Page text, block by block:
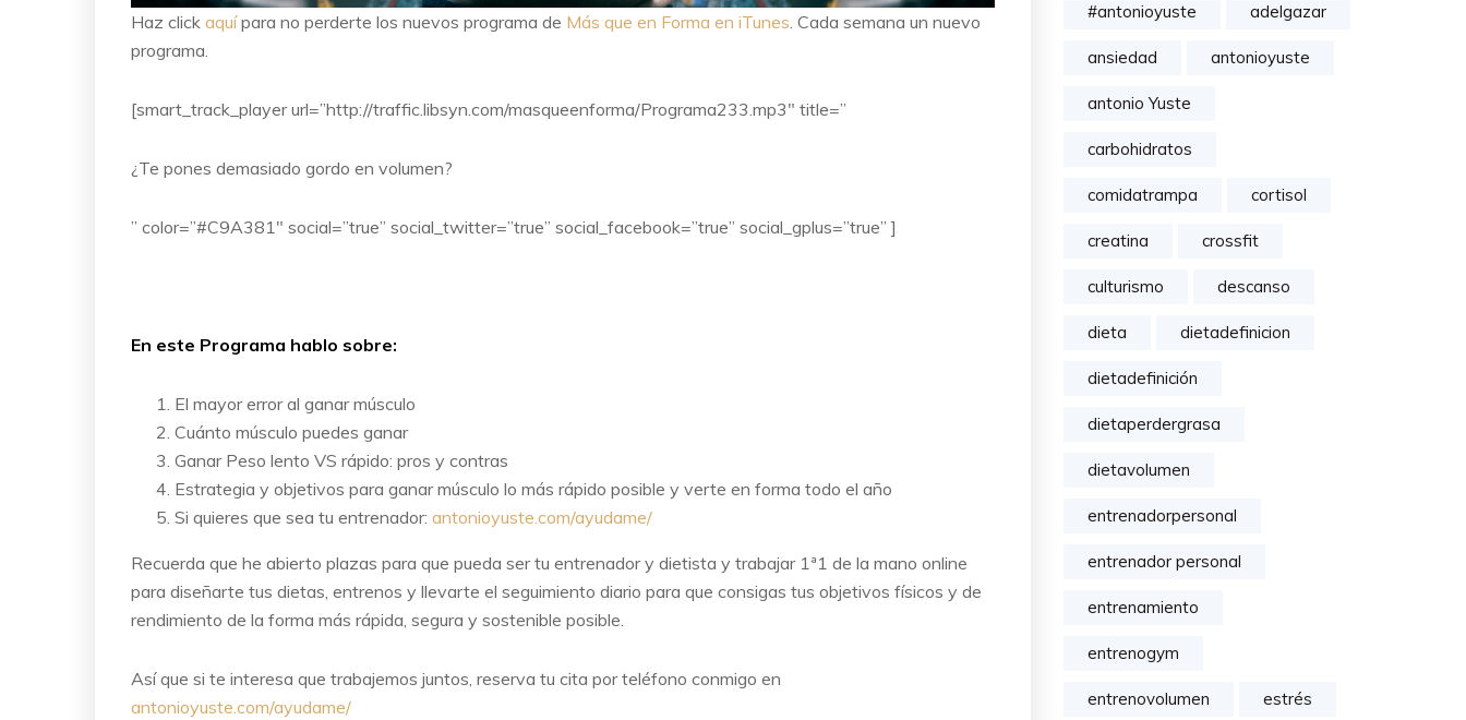
Haz click aquípara no perderte los nuevos programa de Más que en Forma en iTunes. Cada semana un nuevo
programa.
[smart_track_player url=”http://traffic.libsyn.com/masqueenforma/Programa233.mp3″ title=”
¿Te pones demasiado gordo en volumen?
” color=”#C9A381″ social=”true” social_twitter=”true” social_facebook=”true” social_gplus=”true” ]
En este Programa hablo sobre:
El mayor error al ganar músculo
Cuánto músculo puedes ganar
Ganar Peso lento VS rápido: pros y contras
Estrategia y objetivos para ganar músculo lo más rápido posible y verte en forma todo el año
Si quieres que sea tu entrenador: antonioyuste.com/ayudame/
Recuerda que he abierto plazas para que pueda ser tu entrenador y dietista y trabajar 1ª1 de la mano online
para diseñarte tus dietas, entrenos y llevarte el seguimiento diario para que consigas tus objetivos físicos y de
rendimiento de la forma más rápida, segura y sostenible posible.
Así que si te interesa que trabajemos juntos, reserva tu cita por teléfono conmigo en
antonioyuste.com/ayudame/
#antonioyuste adelgazar
ansiedad antonioyuste
antonio Yuste
carbohidratos
comidatrampa cortisol
creatina crossfit
culturismo descanso
dieta dietadefinicion
dietadefinición
dietaperdergrasa
dietavolumen
entrenadorpersonal
entrenador personal
entrenamiento
entrenogym
entrenovolumen estrés